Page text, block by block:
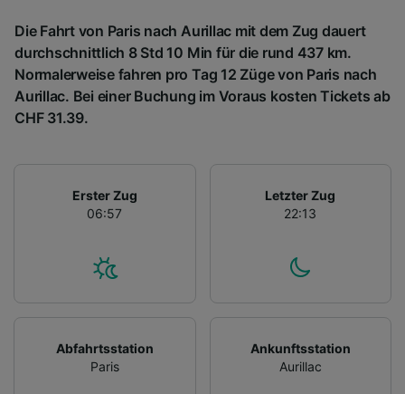
Die Fahrt von Paris nach Aurillac mit dem Zug dauert
durchschnittlich 8 Std 10 Min für die rund 437 km.
Normalerweise fahren pro Tag 12 Züge von Paris nach
Aurillac. Bei einer Buchung im Voraus kosten Tickets ab
CHF 31.39.
Erster Zug
06:57
Letzter Zug
22:13
Abfahrtsstation
Paris
Ankunftsstation
Aurillac